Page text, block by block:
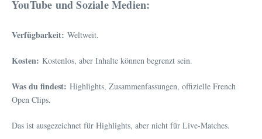
YouTube und Soziale Medien:
Verfügbarkeit: Weltweit.
Kosten: Kostenlos, aber Inhalte können begrenzt sein.
Was du findest: Highlights, Zusammenfassungen, offizielle French
Open Clips.
Das ist ausgezeichnet für Highlights, aber nicht für Live-Matches.